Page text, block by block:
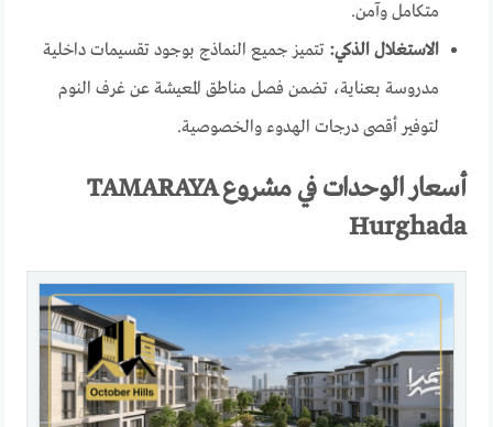
متكامل وآمن.
الاستغلال الذكي: تتميز جميع النماذج بوجود تقسيمات داخلية
مدروسة بعناية، تضمن فصل مناطق المعيشة عن غرف النوم
لتوفير أقصى درجات الهدوء والخصوصية.
أسعار الوحدات في مشروع TAMARAYA
Hurghada